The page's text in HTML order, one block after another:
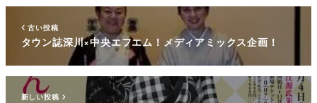
古い投稿
タウン誌深川×中央エフエム！メディアミックス企画！
新しい投稿